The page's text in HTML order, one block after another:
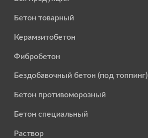
Бетон товарный
Керамзитобетон
Фибробетон
Бездобавочный бетон (под топпинг)
Бетон противоморозный
Бетон специальный
Раствор